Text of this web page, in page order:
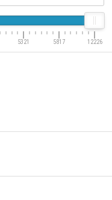
5321 5817 12226